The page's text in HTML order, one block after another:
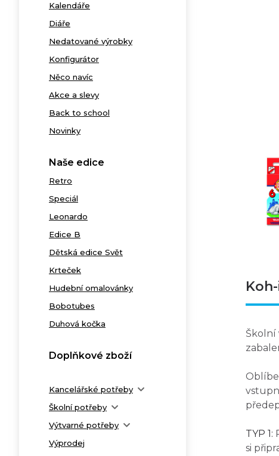
Kalendáře
Diáře
Nedatované výrobky
Konfigurátor
Něco navíc
Akce a slevy
Back to school
Novinky
Naše edice
Retro
Speciál
Leonardo
Edice B
Dětská edice Svět
Krteček
Hudební omalovánky
Bobotubes
Duhová kočka
Doplňkové zboží
Kancelářské potřeby
Školní potřeby
Výtvarné potřeby
Výprodej
Školní
TYP 1:
si